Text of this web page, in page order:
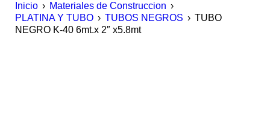
Inicio › Materiales de Construccion ›
PLATINA Y TUBO › TUBOS NEGROS › TUBO
NEGRO K-40 6mt.x 2″ x5.8mt